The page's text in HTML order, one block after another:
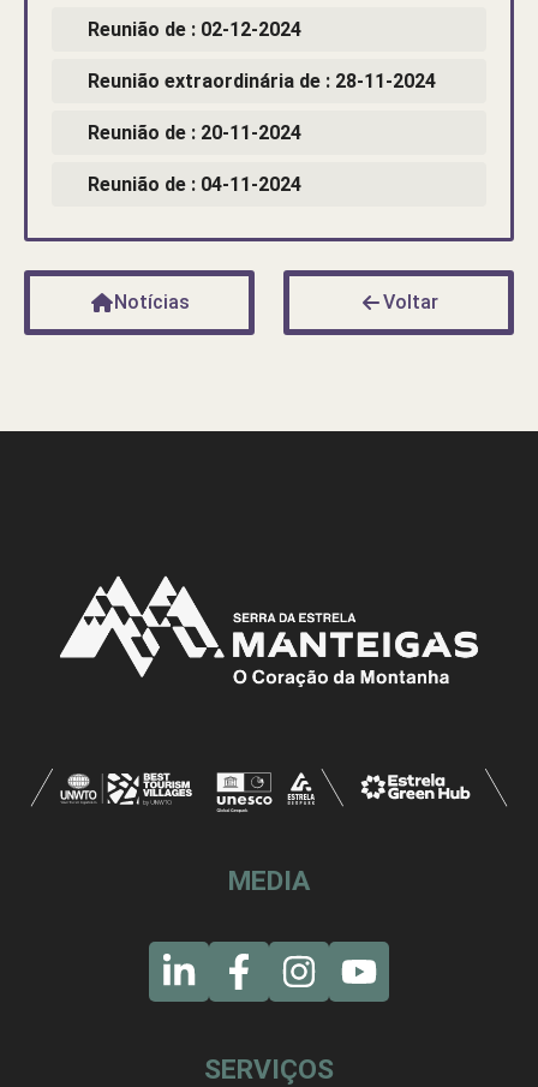
Reunião de : 02-12-2024
Reunião extraordinária de : 28-11-2024
Reunião de : 20-11-2024
Reunião de : 04-11-2024
Notícias Voltar
MEDIA
SERVIÇOS